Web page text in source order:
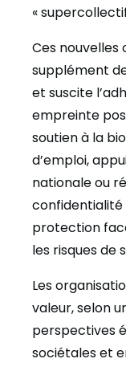
«
Ces nouvelles
supplément
et suscite
empreinte
soutien à la
d’emploi,
nationale ou
confidentialité
protection
les risques de
Les
valeur, selon
perspectives
sociétales et